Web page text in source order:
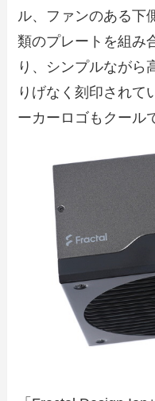
ル、ファンのある下
類のプレートを組み
り、シンプルながら
りげなく刻印されて
ーカーロゴもクール